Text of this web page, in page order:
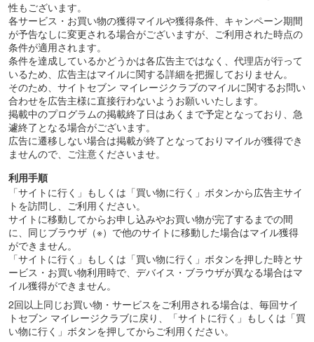
は、ETCカード年会費550円（税込）のお支払いが必要となります。
その他、充実な特典満載のビジネスカードです。
性もございます。
各サービス・お買い物の獲得マイルや獲得条件、キャンペーン期間
が予告なしに変更される場合がございますが、ご利用された時点の
条件が適用されます。
条件を達成しているかどうかは各広告主ではなく、代理店が行って
いるため、広告主はマイルに関する詳細を把握しておりません。
そのため、サイトセブン マイレージクラブのマイルに関するお問い
合わせを広告主様に直接行わないようお願いいたします。
掲載中のプログラムの掲載終了日はあくまで予定となっており、急
遽終了となる場合がございます。
広告に遷移しない場合は掲載が終了となっておりマイルが獲得でき
ませんので、ご注意くださいませ。
利用手順
「サイトに行く」もしくは「買い物に行く」ボタンから広告主サイ
トを訪問し、ご利用ください。
サイトに移動してからお申し込みやお買い物が完了するまでの間
に、同じブラウザ（※）で他のサイトに移動した場合はマイル獲得
ができません。
「サイトに行く」もしくは「買い物に行く」ボタンを押した時とサ
ービス・お買い物利用時で、デバイス・ブラウザが異なる場合はマ
イル獲得ができません。
2回以上同じお買い物・サービスをご利用される場合は、毎回サイ
トセブン マイレージクラブに戻り、「サイトに行く」もしくは「買
い物に行く」ボタンを押してからご利用ください。